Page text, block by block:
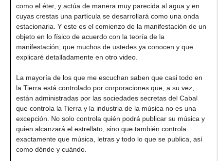
como el éter, y actúa de manera muy parecida al agua y en
cuyas crestas una partícula se desarrollará como una onda
estacionaria. Y este es el comienzo de la manifestación de un
objeto en lo físico de acuerdo con la teoría de la
manifestación, que muchos de ustedes ya conocen y que
explicaré detalladamente en otro video.
La mayoría de los que me escuchan saben que casi todo en
la Tierra está controlado por corporaciones que, a su vez,
están administradas por las sociedades secretas del Cabal
que controla la Tierra y la industria de la música no es una
excepción. No solo controla quién podrá publicar su música y
quien alcanzará el estrellato, sino que también controla
exactamente que música, letras y todo lo que se publica, así
como dónde y cuándo.